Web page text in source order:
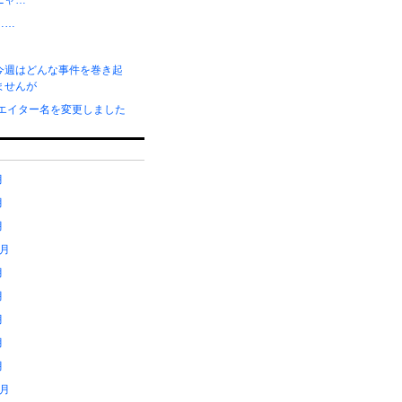
週はどんな事件を巻き起
んが
イター名を変更しました